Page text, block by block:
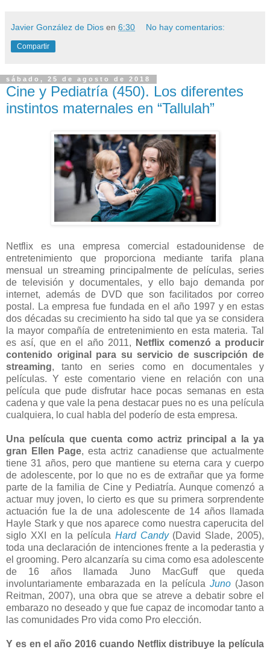
Javier González de Dios en 6:30 No hay comentarios:
Compartir
sábado, 25 de agosto de 2018
Cine y Pediatría (450). Los diferentes
instintos maternales en “Tallulah”
Netflix es una empresa comercial estadounidense de
entretenimiento que proporciona mediante tarifa plana
mensual un streaming principalmente de películas, series
de televisión y documentales, y ello bajo demanda por
internet, además de DVD que son facilitados por correo
postal. La empresa fue fundada en el año 1997 y en estas
dos décadas su crecimiento ha sido tal que ya se considera
la mayor compañía de entretenimiento en esta materia. Tal
es así, que en el año 2011,
Netflix comenzó a producir
contenido original para su servicio de suscripción de
streaming, tanto en series como en documentales y
películas. Y este comentario viene en relación con una
película que pude disfrutar hace pocas semanas en esta
cadena y que vale la pena destacar pues no es una película
cualquiera, lo cual habla del poderío de esta empresa.
Una película que cuenta como actriz principal a la ya
gran Ellen Page, esta actriz canadiense que actualmente
tiene 31 años, pero que mantiene su eterna cara y cuerpo
de adolescente, por lo que no es de extrañar que ya forme
parte de la familia de Cine y Pediatría. Aunque comenzó a
actuar muy joven, lo cierto es que su primera sorprendente
actuación fue la de una adolescente de 14 años llamada
Hayle Stark y que nos aparece como nuestra caperucita del
siglo XXI en la película Hard Candy(David Slade, 2005),
toda una declaración de intenciones frente a la pederastia y
el grooming. Pero alcanzaría su cima como esa adolescente
de 16 años llamada Juno MacGuff que queda
involuntariamente embarazada en la película Juno (Jason
Reitman, 2007), una obra que se atreve a debatir sobre el
embarazo no deseado y que fue capaz de incomodar tanto a
las comunidades Pro vida como Pro elección.
Y es en el año 2016 cuando Netflix distribuye la película